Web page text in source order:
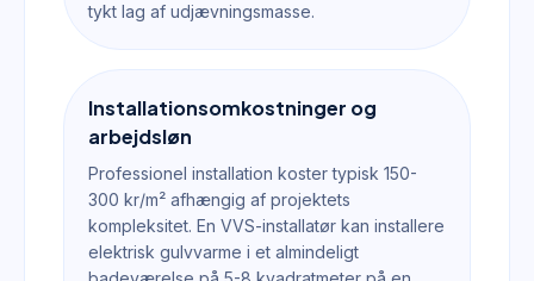
tykt lag af udjævningsmasse.
Installationsomkostninger og
arbejdsløn
Professionel installation koster typisk 150-
300 kr/m² afhængig af projektets
kompleksitet. En VVS-installatør kan installere
elektrisk gulvvarme i et almindeligt